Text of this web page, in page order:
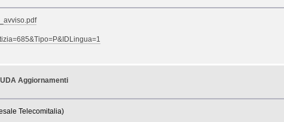
Aggiornamenti
Telecomitalia)